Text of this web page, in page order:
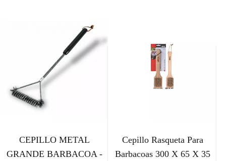
CEPILLO METAL
GRANDE BARBACOA -
Cepillo Rasqueta Para
Barbacoas 300 X 65 X 35